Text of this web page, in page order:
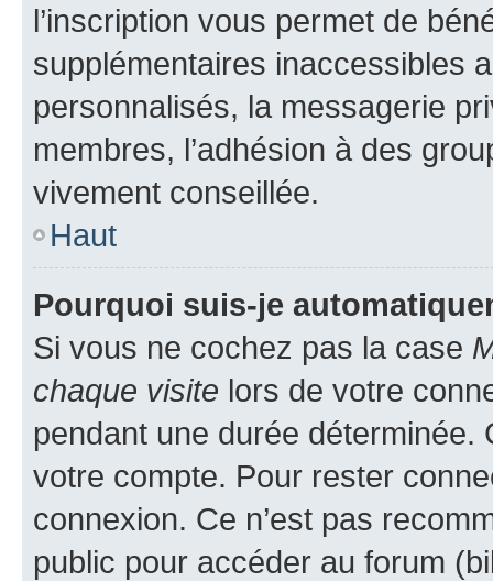
l’inscription vous permet de
supplémentaires inaccessibles
personnalisés, la messagerie
membres, l’adhésion à des
vivement conseillée.
Haut
Pourquoi suis-je
Si vous ne cochez pas la case
chaque visite lors de votre
pendant une durée déterminée.
votre compte. Pour rester
connexion. Ce n’est pas
public pour accéder au forum